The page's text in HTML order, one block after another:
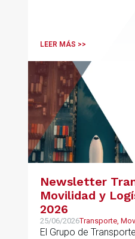
LEER MÁS >>
Newsletter
Movilidad y
2026
25/06/2026Transporte,
El Grupo de